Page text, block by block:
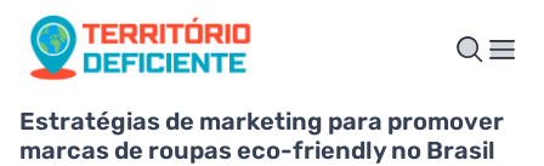
Estratégias de marketing para promover
marcas de roupas eco-friendly no Brasil